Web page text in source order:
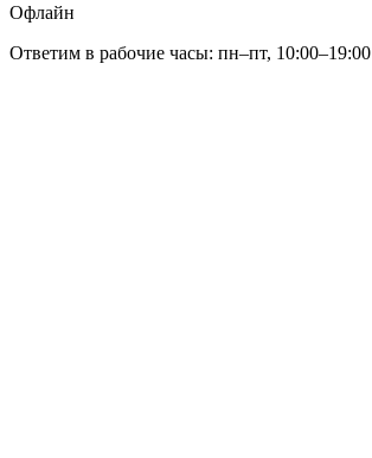
Офлайн
Ответим в рабочие часы: пн–пт, 10:00–19:00